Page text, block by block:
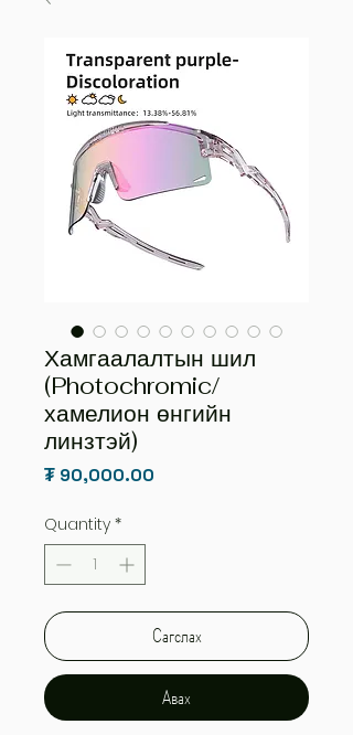
Хамгаалалтын шил
(Photochromic/
хамелион өнгийн
линзтэй)
₮ 90,000.00
Quantity *
Сагслах
Авах